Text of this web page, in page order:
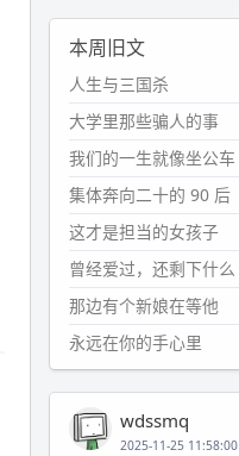
本周旧文
人生与三国杀
大学里那些骗人的事
我们的一生就像坐公车
集体奔向二十的 90 后
这才是担当的女孩子
曾经爱过，还剩下什么
那边有个新娘在等他
永远在你的手心里
wdssmq
2025-11-25 11:58:00